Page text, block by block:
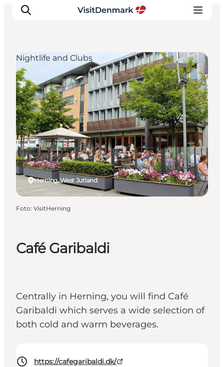
Ispirazioni
Dove andare
Cosa fare
Dove dormire
Pianifica il viaggio
Café Garibaldi
Centrally in Herning, you will find Café
Garibaldi which serves a wide selection of
both cold and warm beverages.
https://cafegaribaldi.dk/
Herning, West Jutland
Nightlife and Clubs
Foto: VisitHerning